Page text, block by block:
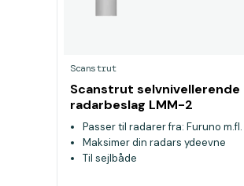
Scanstrut
Scanstrut selvnivellerende
radarbeslag LMM-2
Passer til radarer fra: Furuno m.fl.
Maksimer din radars ydeevne
Til sejlbåde